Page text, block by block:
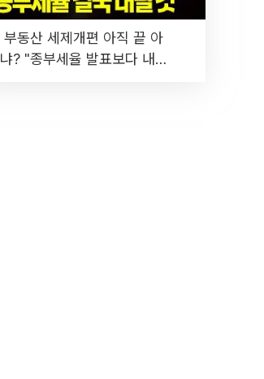
부동산 세제개편 아직 끝 아
냐? "종부세율 발표보다 내릴